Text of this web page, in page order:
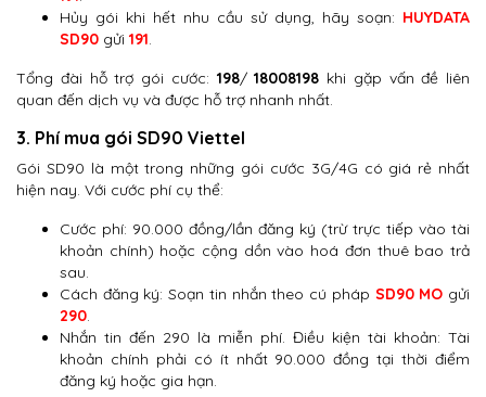
Hủy gói khi hết nhu cầu sử dụng, hãy soạn: HUYDATA
SD90 gửi 191.
Tổng đài hỗ trợ gói cước: 198/18008198 khi gặp vấn đề liên
quan đến dịch vụ và được hỗ trợ nhanh nhất.
3. Phí mua gói SD90 Viettel
Gói SD90 là một trong những gói cước 3G/4G có giá rẻ nhất
hiện nay. Với cước phí cụ thể:
Cước phí: 90.000 đồng/lần đăng ký (trừ trực tiếp vào tài
khoản chính) hoặc cộng dồn vào hoá đơn thuê bao trả
sau.
Cách đăng ký: Soạn tin nhắn theo cú pháp SD90 MO gửi
290.
Nhắn tin đến 290 là miễn phí. Điều kiện tài khoản: Tài
khoản chính phải có ít nhất 90.000 đồng tại thời điểm
đăng ký hoặc gia hạn.